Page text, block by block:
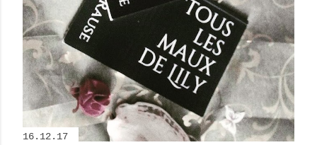
16.12.17